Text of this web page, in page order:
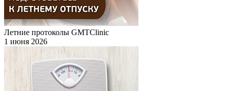
Летние протоколы GMTClinic
1 июня 2026